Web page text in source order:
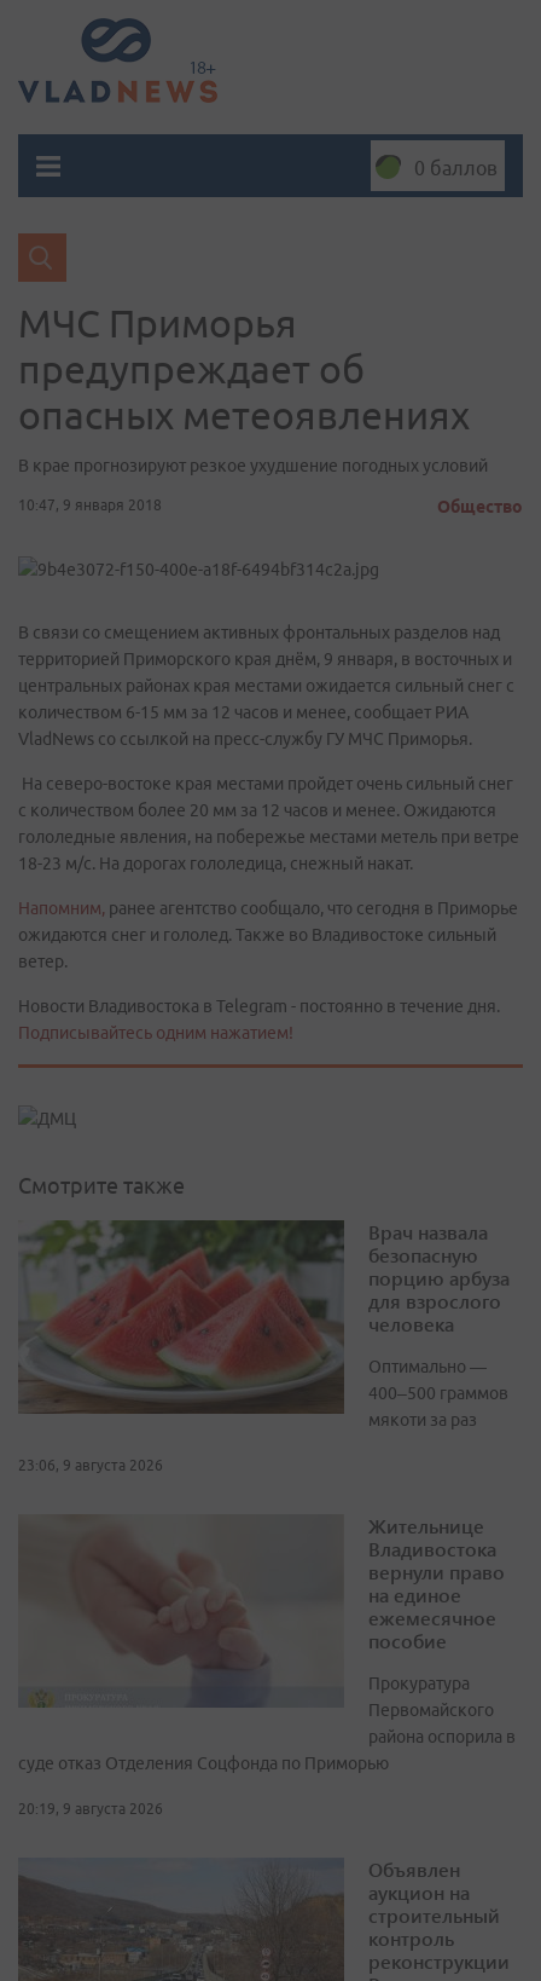
0 баллов
МЧС Приморья
предупреждает об
опасных метеоявлениях
В крае прогнозируют резкое ухудшение погодных условий
10:47, 9 января 2018 Общество
В связи со смещением активных фронтальных разделов над
территорией Приморского края днём, 9 января, в восточных и
центральных районах края местами ожидается сильный снег с
количеством 6-15 мм за 12 часов и менее, сообщает РИА
VladNews со ссылкой на пресс-службу ГУ МЧС Приморья.
На северо-востоке края местами пройдет очень сильный снег
с количеством более 20 мм за 12 часов и менее. Ожидаются
гололедные явления, на побережье местами метель при ветре
18-23 м/с. На дорогах гололедица, снежный накат.
Напомним, ранее агентство сообщало, что сегодня в Приморье
ожидаются снег и гололед. Также во Владивостоке сильный
ветер.
Новости Владивостока в Telegram - постоянно в течение дня.
Подписывайтесь одним нажатием!
Смотрите также
Врач назвала
безопасную
порцию арбуза
для взрослого
человека
Оптимально —
400–500 граммов
мякоти за раз
23:06, 9 августа 2026
Жительнице
Владивостока
вернули право
на единое
ежемесячное
пособие
Прокуратура
Первомайского
района оспорила в
суде отказ Отделения Соцфонда по Приморью
20:19, 9 августа 2026
Объявлен
аукцион на
строительный
контроль
реконструкции